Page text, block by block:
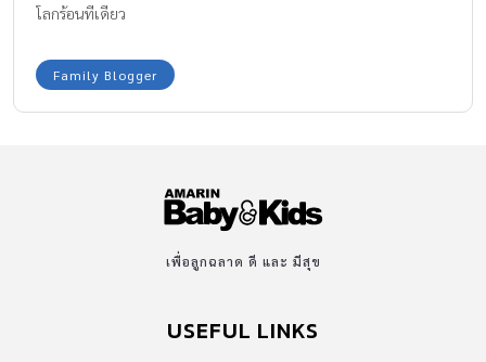
โลกร้อนทีเดียว
Family Blogger
เพื่อลูกฉลาด ดี และ มีสุข
USEFUL LINKS